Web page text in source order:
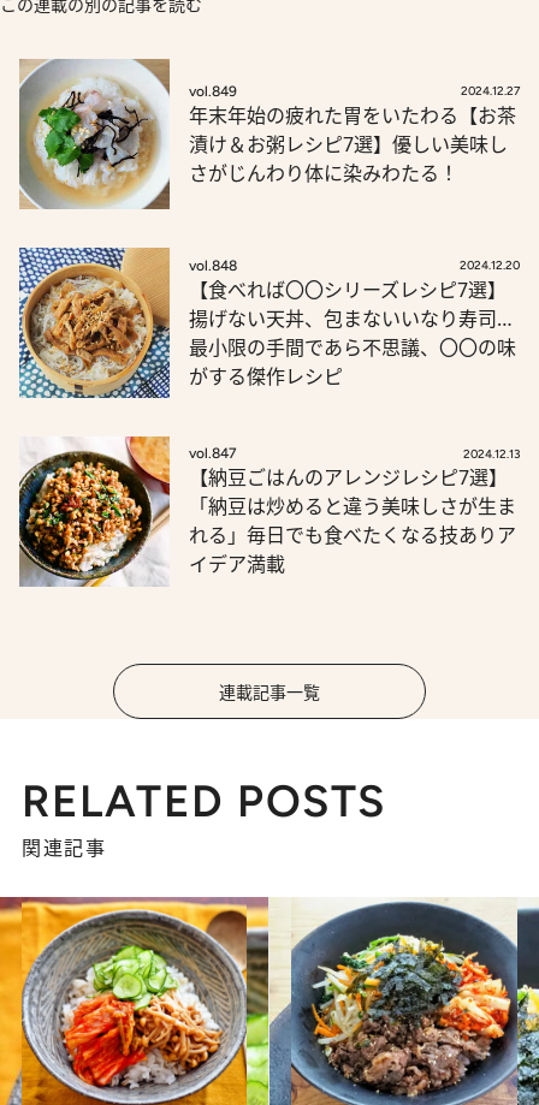
この連載の別の記事を読む
vol.849 2024.12.27
年末年始の疲れた胃をいたわる【お茶
漬け＆お粥レシピ7選】優しい美味し
さがじんわり体に染みわたる！
vol.848 2024.12.20
【食べれば〇〇シリーズレシピ7選】
揚げない天丼、包まないいなり寿司…
最小限の手間であら不思議、〇〇の味
がする傑作レシピ
vol.847 2024.12.13
【納豆ごはんのアレンジレシピ7選】
「納豆は炒めると違う美味しさが生ま
れる」毎日でも食べたくなる技ありア
イデア満載
連載記事一覧
RELATED POSTS
関連記事